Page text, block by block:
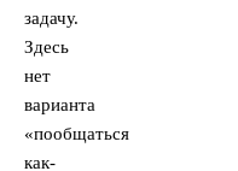
задачу.
Здесь
нет
варианта
«пообщаться
как-